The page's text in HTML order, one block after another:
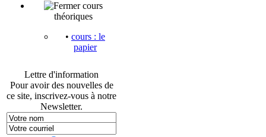
cours
théoriques
• cours : le
papier
Lettre d'information
Pour avoir des nouvelles de
ce site, inscrivez-vous à notre
Newsletter.